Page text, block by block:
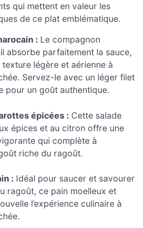
qui mettent en valeur les
de ce plat emblématique.
: Le compagnon
absorbe parfaitement la sauce,
texture légère et aérienne à
Servez-le avec un léger filet
pour un goût authentique.
épicées : Cette salade
épices et au citron offre une
qui complète à
riche du ragoût.
: Idéal pour saucer et savourer
ragoût, ce pain moelleux et
l’expérience culinaire à